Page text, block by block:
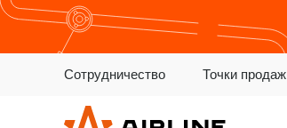
Сотрудничество Точки продаж